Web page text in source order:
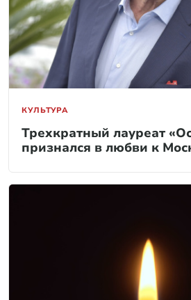
КУЛЬТУРА
Трехкратный лауреат
признался в любви к